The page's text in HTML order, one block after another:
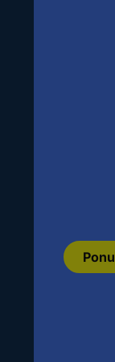
za pritrditev
125XR-
250 kg
Št. izdelka: